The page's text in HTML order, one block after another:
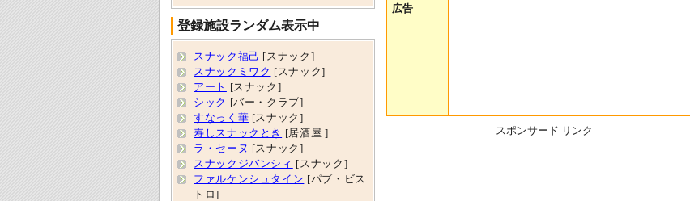
広告
スポンサード リンク
登録施設ランダム表示中
スナック福己 [スナック]
スナックミワク [スナック]
アート
[スナック]
シック
[バー・クラブ]
すなっく華 [スナック]
寿しスナックとき
[居酒屋 ]
ラ・セーヌ [スナック]
スナックジバンシィ [スナック]
ファルケンシュタイン [パブ・ビス
トロ]